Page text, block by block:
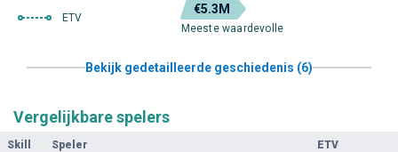
ETV
€5.3M
Meeste waardevolle
Bekijk gedetailleerde geschiedenis (6)
Vergelijkbare spelers
Skill Speler ETV